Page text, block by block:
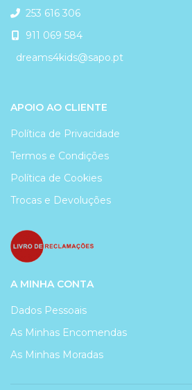
253 616 306
911 069 584
dreams4kids@sapo.pt
APOIO AO CLIENTE
Política de Privacidade
Termos e Condições
Política de Cookies
Trocas e Devoluções
A MINHA CONTA
Dados Pessoais
As Minhas Encomendas
As Minhas Moradas